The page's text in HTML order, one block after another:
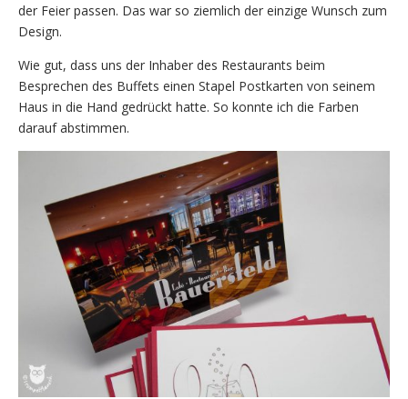
der Feier passen. Das war so ziemlich der einzige Wunsch zum
Design.
Wie gut, dass uns der Inhaber des Restaurants beim
Besprechen des Buffets einen Stapel Postkarten von seinem
Haus in die Hand gedrückt hatte. So konnte ich die Farben
darauf abstimmen.